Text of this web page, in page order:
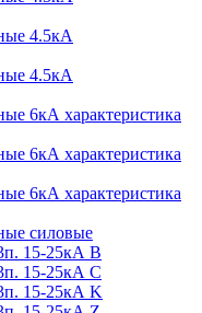
4.5кА
4.5кА
6кА характеристика
6кА характеристика
6кА характеристика
силовые
15-25кА B
15-25кА C
15-25кА K